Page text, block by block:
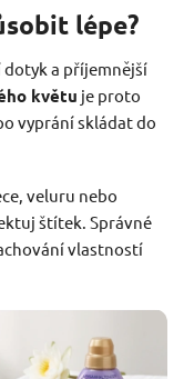
lépe?
a příjemnější
květu je proto
vyprání skládat do
veluru nebo
štítek. Správné
vlastností